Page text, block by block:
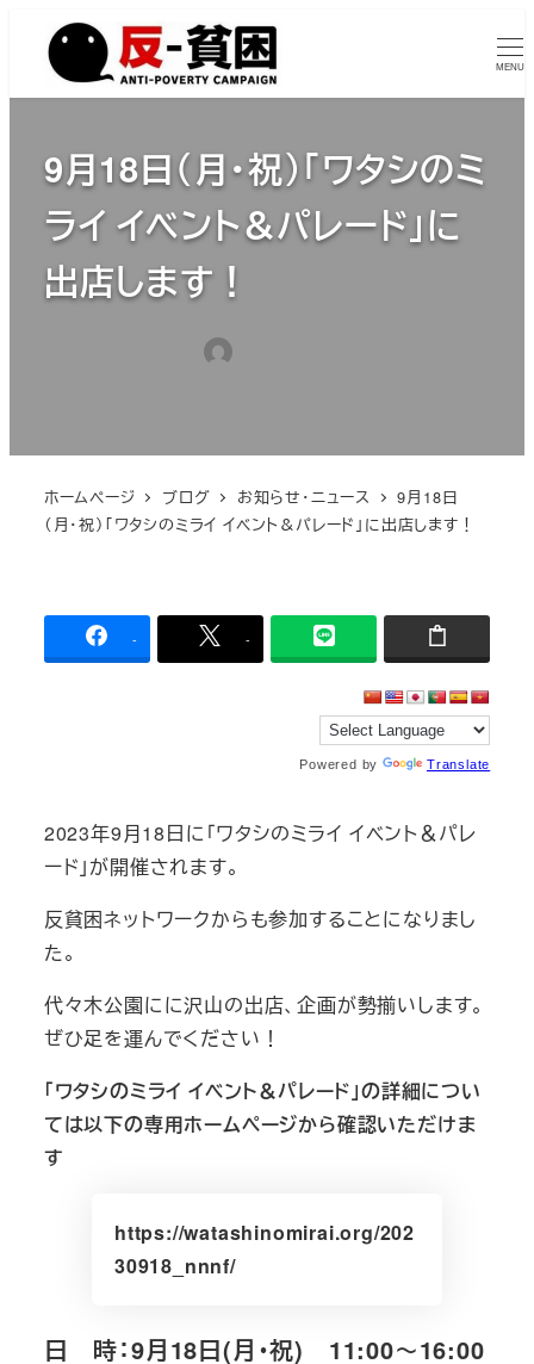
ン
MENU
9月18日（月・祝）「ワタシのミ
ライ イベント＆パレード」に
出店します！
著
ホームページ ブログ お知らせ・ニュース
9月18日
（月・祝）「ワタシのミライ イベント＆パレード」に出店します！
- -
Powered by Translate
2023年9月18日に「ワタシのミライ イベント＆パレ
ード」が開催されます。
反貧困ネットワークからも参加することになりまし
た。
代々木公園にに沢山の出店、企画が勢揃いします。
ぜひ足を運んでください！
「ワタシのミライ イベント＆パレード」の詳細につい
ては以下の専用ホームページから確認いただけま
す
https://watashinomirai.org/202
30918_nnnf/
日 時：9月18日(月・祝) 11:00～16:00